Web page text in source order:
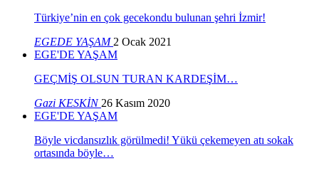
Türkiye’nin en çok gecekondu bulunan şehri İzmir!
EGEDE YAŞAM 2 Ocak 2021
EGE'DE YAŞAM
GEÇMİŞ OLSUN TURAN KARDEŞİM…
Gazi KESKİN 26 Kasım 2020
EGE'DE YAŞAM
Böyle vicdansızlık görülmedi! Yükü çekemeyen atı sokak
ortasında böyle…